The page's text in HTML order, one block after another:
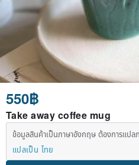
550฿
Take away coffee mug
ข้อมูลสินค้าเป็นภาษาอังกฤษ ต้องการแปล
แปลเป็น ไทย